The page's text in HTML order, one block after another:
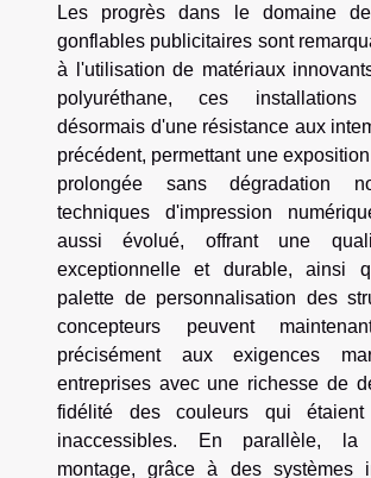
Les progrès dans le domaine
gonflables publicitaires sont
à l'utilisation de matériaux
polyuréthane, ces installations
désormais d'une résistance aux
précédent, permettant une
prolongée sans dégradation
techniques d'impression
aussi évolué, offrant une
exceptionnelle et durable, ainsi
palette de personnalisation des
concepteurs peuvent
précisément aux exigences
entreprises avec une richesse de
fidélité des couleurs qui étaient
inaccessibles. En parallèle,
montage, grâce à des systèmes